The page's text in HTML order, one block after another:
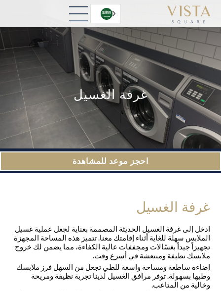
العربية‏
غرفة الغسيل
احجز موعد للمشاهدة
غرفة الغسيل
ادخل إلى غرفة الغسيل الحديثة المصممة بعناية لجعل عملية غسيل
الملابس سهلة للغاية أثناء إقامتك معنا. تتميز هذه المساحة المجهزة
تجهيزاً جيداً بغسّالات ومجففات عالية الكفاءة، مما يضمن لك خروج
ملابسك نظيفة ومنتعشة في أسرع وقت.
إضاءة ساطعة ومساحة واسعة للطي تجعل من السهل فرز ملابسك
وطيها بسهولة. توفر مرافق الغسيل لدينا تجربة نظيفة ومريحة
وخالية من المتاعب.